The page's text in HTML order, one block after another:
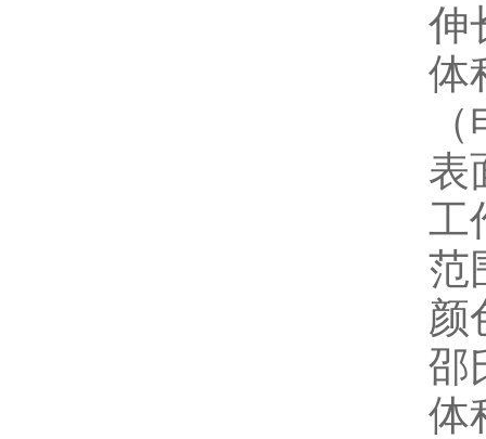
伸
体
表
工
范
颜
邵
体